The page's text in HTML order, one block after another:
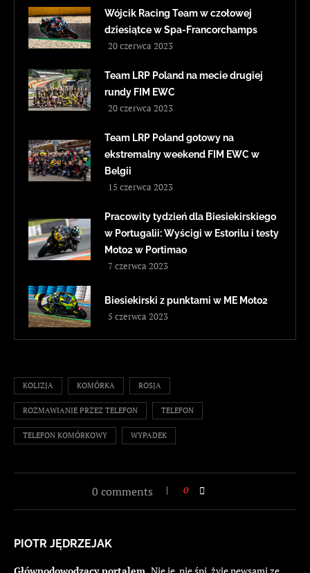
Wójcik Racing Team w czołowej
dziesiątce w Spa-Francorchamps
20 czerwca 2023
Team LRP Poland na mecie drugiej
rundy FIM EWC
20 czerwca 2023
Team LRP Poland gotowy na
ekstremalny weekend FIM EWC w
Belgii
15 czerwca 2023
Pracowity tydzień dla Biesiekirskiego
w Portugalii: Wyścigi w Estorilu i testy
Moto2 w Portimao
7 czerwca 2023
Biesiekirski z punktami w ME Moto2
5 czerwca 2023
KOLIZJA KOMÓRKA ROSJA
ROZMAWIANIE PRZEZ TELEFON TELEFON
TELEFON KOMÓRKOWY WYPADEK
0 comments 0
PIOTR JĘDRZEJAK